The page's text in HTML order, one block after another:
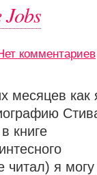
Jobs
комментариев
месяцев как
книге
читал) я могу